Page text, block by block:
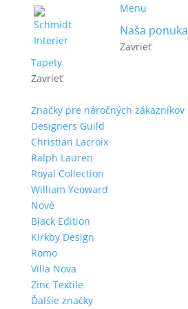
Menu
Naša ponuka
Zavrieť
Tapety
Zavrieť
Značky pre náročných zákazníkov
Designers Guild
Christian Lacroix
Ralph Lauren
Royal Collection
William Yeoward
Nové
Black Edition
Kirkby Design
Romo
Villa Nova
Zinc Textile
Ďalšie značky